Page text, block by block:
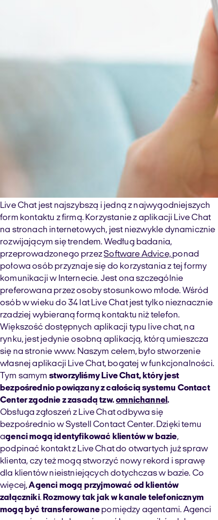
Live Chat jest najszybszą i jedną z najwygodniejszych
form kontaktu z firmą. Korzystanie z aplikacji Live Chat
na stronach internetowych, jest niezwykle dynamicznie
rozwijającym się trendem. Według badania,
przeprowadzonego przezSoftware Advice, ponad
połowa osób przyznaje się do korzystania z tej formy
komunikacji w Internecie. Jest ona szczególnie
preferowana przez osoby stosunkowo młode. Wśród
osób w wieku do 34 lat Live Chat jest tylko nieznacznie
rzadziej wybieraną formą kontaktu niż telefon.
Większość dostępnych aplikacji typu live chat, na
rynku, jest jedynie osobną aplikacją, którą umieszcza
się na stronie www. Naszym celem, było stworzenie
własnej aplikacji Live Chat, bogatej w funkcjonalności.
Tym samym stworzyliśmy Live Chat, który jest
bezpośrednio powiązany z całością systemu Contact
Center zgodnie z zasadą tzw.omnichannel.
Obsługa zgłoszeń z Live Chat odbywa się
bezpośrednio w Systell Contact Center. Dzięki temu
agenci mogą identyfikować klientów w bazie,
podpinać kontakt z Live Chat do otwartych już spraw
klienta, czy też mogą stworzyć nowy rekord i sprawę
dla klientów nieistniejących dotychczas w bazie. Co
więcej,Agenci mogą przyjmować od klientów
załączniki. Rozmowy tak jak w kanale telefonicznym
mogą być transferowanepomiędzy agentami. Agenci